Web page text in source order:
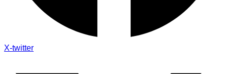
X-twitter